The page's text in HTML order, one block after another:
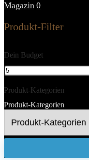
Magazin 0
Produkt-Filter
Dein Budget
Produkt-Kategorien
Produkt-Kategorien